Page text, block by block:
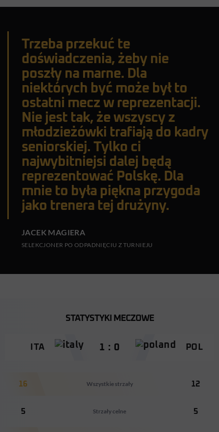
Trzeba przekuć te
doświadczenia, żeby nie
poszły na marne. Dla
niektórych być może był to
ostatni mecz w reprezentacji.
Nie jest tak, że wszyscy z
młodzieżówki trafiają do kadry
seniorskiej. Tylko ci
najwybitniejsi dalej będą
reprezentować Polskę. Dla
mnie to była piękna przygoda
jako trenera tej drużyny.
JACEK MAGIERA
SELEKCJONER PO ODPADNIĘCIU Z TURNIEJU
STATYSTYKI MECZOWE
ITA 1 : 0 POL
16 Wszystkie strzały 12
5 Strzały celne 5